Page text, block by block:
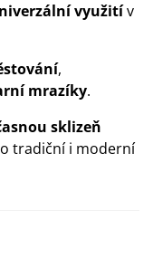
využitív
,
mrazíky.
sklizeň
tradiční i moderní